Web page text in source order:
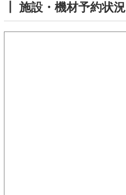
┃ 施設・機材予約状況